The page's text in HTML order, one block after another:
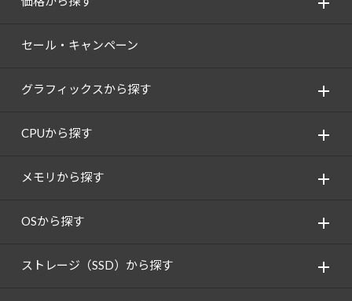
セール・キャンペーン
グラフィックスから探す
CPUから探す
メモリから探す
OSから探す
ストレージ（SSD）から探す